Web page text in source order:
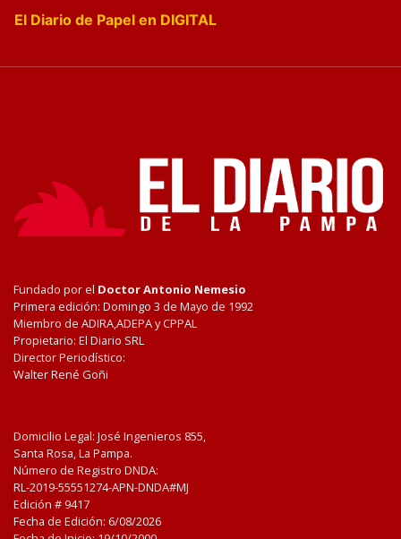
El Diario de Papel en DIGITAL
Fundado por el Doctor Antonio Nemesio
Primera edición: Domingo 3 de Mayo de 1992
Miembro de ADIRA,ADEPA y CPPAL
Propietario: El Diario SRL
Director Periodístico:
Walter René Goñi
Domicilio Legal: José Ingenieros 855,
Santa Rosa, La Pampa.
Número de Registro DNDA:
RL-2019-55551274-APN-DNDA#MJ
Edición # 9417
Fecha de Edición: 6/08/2026